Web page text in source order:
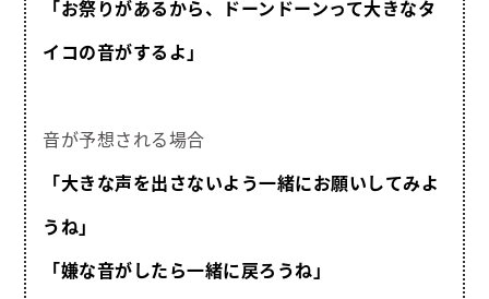
「お祭りがあるから、ドーンドーンって大きなタ
イコの音がするよ」
音が予想される場合
「大きな声を出さないよう一緒にお願いしてみよ
うね」
「嫌な音がしたら一緒に戻ろうね」